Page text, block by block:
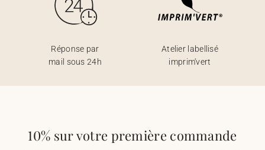
Réponse par
mail sous 24h
Atelier labellisé
imprim'vert
10% sur votre première commande